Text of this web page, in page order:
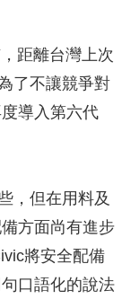
距離台灣上次
了不讓競爭對
導入第六代
，但在用料及
方面尚有進步
將安全配備
口語化的說法